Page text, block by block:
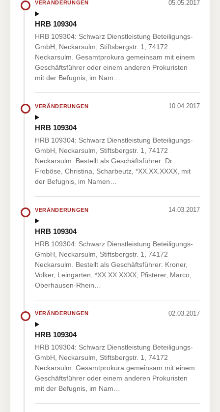
VERÄNDERUNGEN 05.05.2017
HRB 109304
HRB 109304: Schwarz Dienstleistung Beteiligungs-
GmbH, Neckarsulm, Stiftsbergstr. 1, 74172
Neckarsulm. Gesamtprokura gemeinsam mit einem
Geschäftsführer oder einem anderen Prokuristen
mit der Befugnis, im Nam…
VERÄNDERUNGEN 10.04.2017
HRB 109304
HRB 109304: Schwarz Dienstleistung Beteiligungs-
GmbH, Neckarsulm, Stiftsbergstr. 1, 74172
Neckarsulm. Bestellt als Geschäftsführer: Dr.
Froböse, Christina, Scharbeutz, *XX.XX.XXXX, mit
der Befugnis, im Namen…
VERÄNDERUNGEN 14.03.2017
HRB 109304
HRB 109304: Schwarz Dienstleistung Beteiligungs-
GmbH, Neckarsulm, Stiftsbergstr. 1, 74172
Neckarsulm. Bestellt als Geschäftsführer: Kroner,
Volker, Leingarten, *XX.XX.XXXX; Pfisterer, Marco,
Oberhausen-Rhein…
VERÄNDERUNGEN 02.03.2017
HRB 109304
HRB 109304: Schwarz Dienstleistung Beteiligungs-
GmbH, Neckarsulm, Stiftsbergstr. 1, 74172
Neckarsulm. Gesamtprokura gemeinsam mit einem
Geschäftsführer oder einem anderen Prokuristen
mit der Befugnis, im Nam…